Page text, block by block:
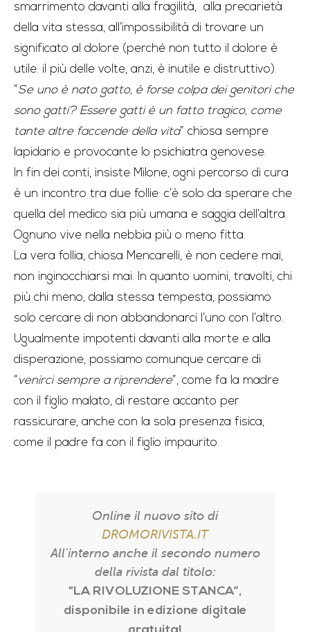
smarrimento davanti alla fragilità, alla precarietà
della vita stessa, all’impossibilità di trovare un
significato al dolore (perché non tutto il dolore è
utile: il più delle volte, anzi, è inutile e distruttivo).
“Se uno è nato gatto, è forse colpa dei genitori che
sono gatti? Essere gatti è un fatto tragico, come
tante altre faccende della vita” chiosa sempre
lapidario e provocante lo psichiatra genovese.
In fin dei conti, insiste Milone, ogni percorso di cura
è un incontro tra due follie: c’è solo da sperare che
quella del medico sia più umana e saggia dell’altra.
Ognuno vive nella nebbia più o meno fitta.
La vera follia, chiosa Mencarelli, è non cedere mai,
non inginocchiarsi mai. In quanto uomini, travolti, chi
più chi meno, dalla stessa tempesta, possiamo
solo cercare di non abbandonarci l’uno con l’altro.
Ugualmente impotenti davanti alla morte e alla
disperazione, possiamo comunque cercare di
“ venirci sempre a riprendere”, come fa la madre
con il figlio malato, di restare accanto per
rassicurare, anche con la sola presenza fisica,
come il padre fa con il figlio impaurito.
Online il nuovo sito di
DROMORIVISTA.IT
All'interno anche il secondo numero
della rivista dal titolo:
“LA RIVOLUZIONE STANCA”,
disponibile in edizione digitale